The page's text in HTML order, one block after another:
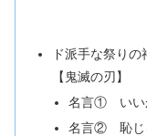
ド派手な祭り
【鬼滅の刃】
名言① いい
名言② 恥じ